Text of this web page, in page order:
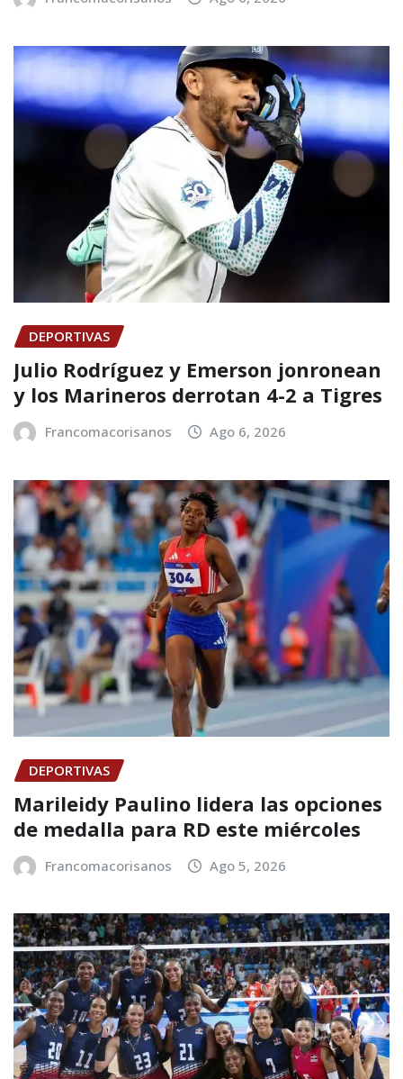
DEPORTIVAS
Julio Rodríguez y Emerson jonronean
y los Marineros derrotan 4-2 a Tigres
Francomacorisanos Ago 6, 2026
DEPORTIVAS
Marileidy Paulino lidera las opciones
de medalla para RD este miércoles
Francomacorisanos Ago 5, 2026